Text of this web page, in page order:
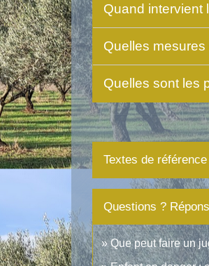
Quand intervient
Quelles
Quelles sont les
Textes de référence
Questions ?
Que peut faire un